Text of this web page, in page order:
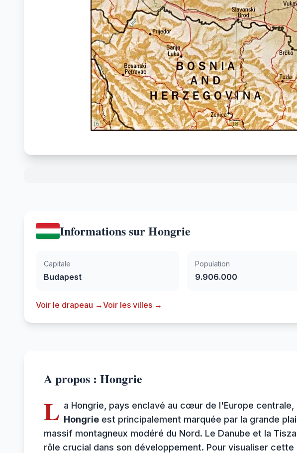
Informations sur Hongrie
Capitale
Budapest
Population
9.906.000
Voir le drapeau →Voir les villes →
A propos : Hongrie
L a Hongrie, pays enclavé au cœur de l'Europe
Hongrie est principalement marquée par la grande
massif montagneux modéré du Nord. Le Danube et la
rôle crucial dans son développement. Pour visualiser